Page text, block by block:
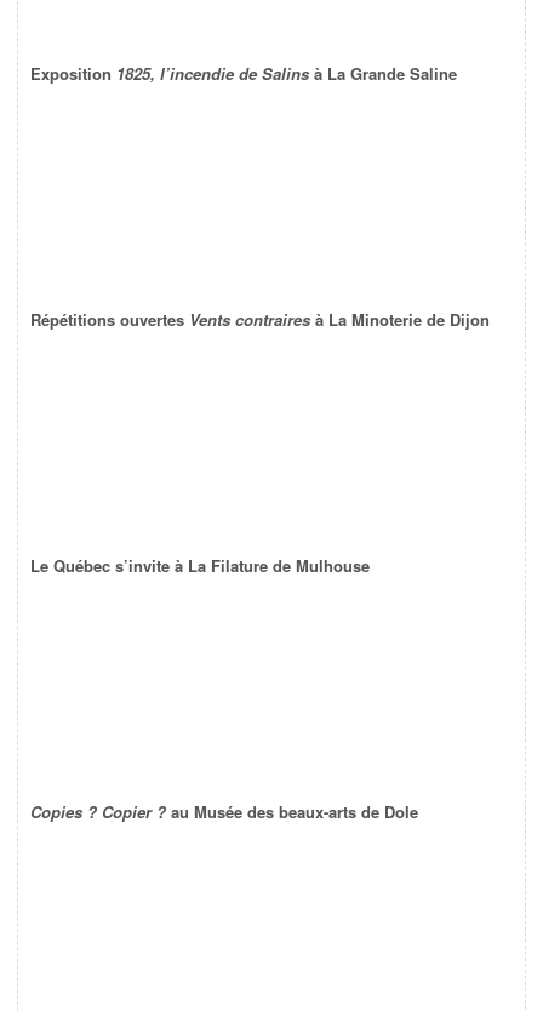
Exposition 1825, l’incendie de Salins à La Grande Saline
Répétitions ouvertes Vents contraires à La Minoterie de Dijon
Le Québec s’invite à La Filature de Mulhouse
Copies ? Copier ? au Musée des beaux-arts de Dole